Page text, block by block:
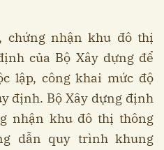
chứng nhận khu đô thị
của Bộ Xây dựng để
lập, công khai mức độ
định. Bộ Xây dựng định
nhận khu đô thị thông
dẫn quy trình khung